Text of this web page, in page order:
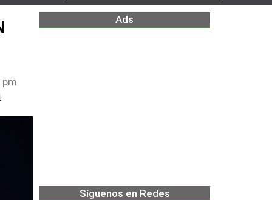
Ads
Síguenos en Redes